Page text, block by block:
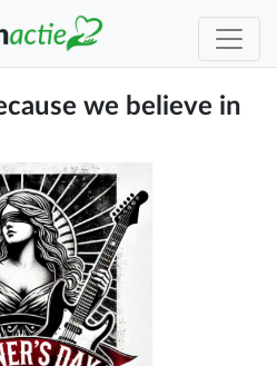
we believe in